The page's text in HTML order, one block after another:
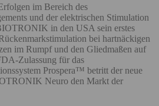
im Bereich des
und der elektrischen Stimulation
in den USA sein erstes
bei hartnäckigen
im Rumpf und den Gliedmaßen auf
Zulassung für das
Prospera™ betritt der neue
Neuro den Markt der